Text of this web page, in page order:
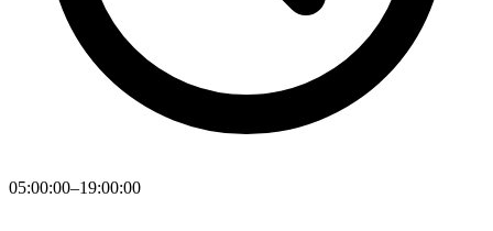
05:00:00–19:00:00